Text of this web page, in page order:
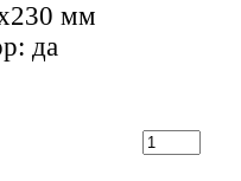
мм
да